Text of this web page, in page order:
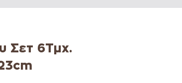
Σετ 6Τμχ.